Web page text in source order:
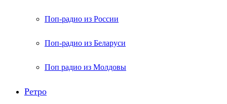
Поп-радио из России
Поп-радио из Беларуси
Поп радио из Молдовы
Ретро